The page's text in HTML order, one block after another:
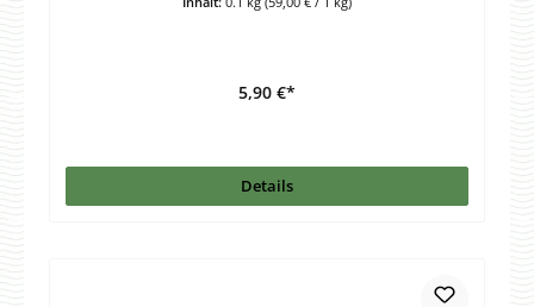
5,90 €*
Details